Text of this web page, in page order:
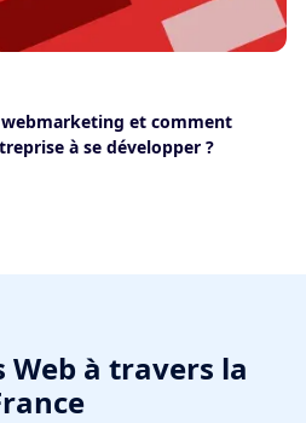
et comment
à se développer ?
Web à travers la